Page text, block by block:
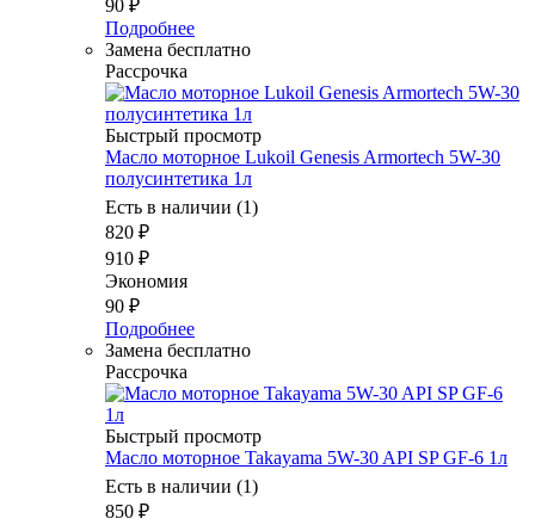
90 ₽
Подробнее
Замена бесплатно
Рассрочка
Быстрый просмотр
Масло моторное Lukoil Genesis Armortech 5W-30
полусинтетика 1л
Есть в наличии (1)
820 ₽
910 ₽
Экономия
90 ₽
Подробнее
Замена бесплатно
Рассрочка
Быстрый просмотр
Масло моторное Takayama 5W-30 API SP GF-6 1л
Есть в наличии (1)
850 ₽